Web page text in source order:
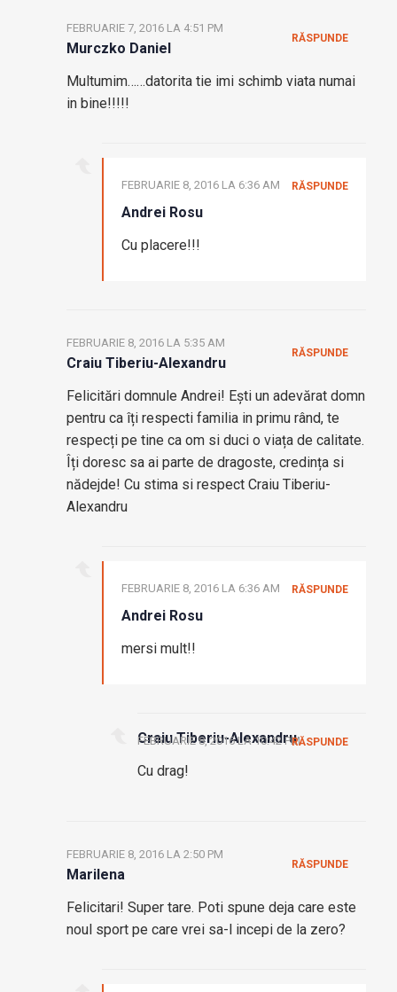
Murczko Daniel
FEBRUARIE 7, 2016 LA 4:51 PM
Multumim……datorita tie imi schimb viata numai
in bine!!!!!
RĂSPUNDE
Andrei Rosu
FEBRUARIE 8, 2016 LA 6:36 AM
Cu placere!!!
RĂSPUNDE
Craiu Tiberiu-Alexandru
FEBRUARIE 8, 2016 LA 5:35 AM
Felicitări domnule Andrei! Ești un adevărat domn
pentru ca îți respecti familia in primu rând, te
respecți pe tine ca om si duci o viața de calitate.
Îți doresc sa ai parte de dragoste, credința si
nădejde! Cu stima si respect Craiu Tiberiu-
Alexandru
RĂSPUNDE
Andrei Rosu
FEBRUARIE 8, 2016 LA 6:36 AM
mersi mult!!
RĂSPUNDE
Craiu Tiberiu-Alexandru
FEBRUARIE 8, 2016 LA 10:42 PM
Cu drag!
RĂSPUNDE
Marilena
FEBRUARIE 8, 2016 LA 2:50 PM
Felicitari! Super tare. Poti spune deja care este
noul sport pe care vrei sa-l incepi de la zero?
RĂSPUNDE